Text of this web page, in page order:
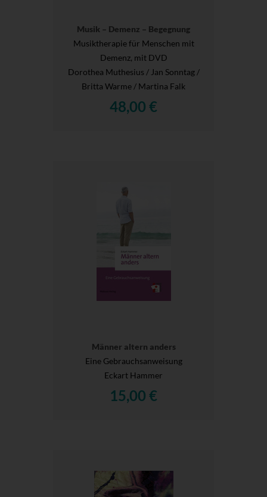
Musik – Demenz – Begegnung
Musiktherapie für Menschen mit
Demenz, mit DVD
Dorothea Muthesius / Jan Sonntag /
Britta Warme / Martina Falk
48,00 €
Männer altern anders
Eine Gebrauchsanweisung
Eckart Hammer
15,00 €